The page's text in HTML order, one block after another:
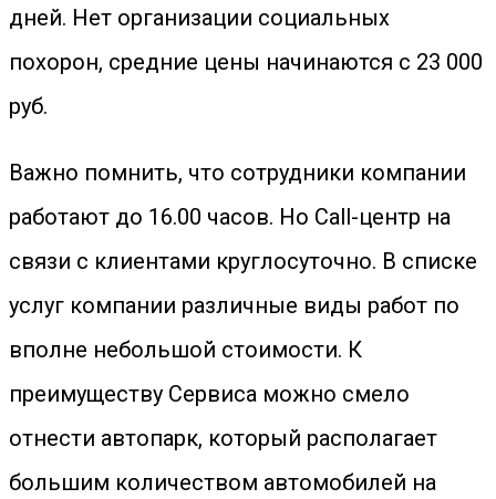
дней. Нет организации социальных
похорон, средние цены начинаются с 23 000
руб.
Важно помнить, что сотрудники компании
работают до 16.00 часов. Но Call-центр на
связи с клиентами круглосуточно. В списке
услуг компании различные виды работ по
вполне небольшой стоимости. К
преимуществу Сервиса можно смело
отнести автопарк, который располагает
большим количеством автомобилей на